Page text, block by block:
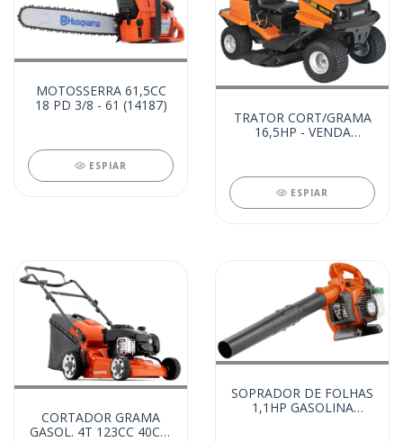
MOTOSSERRA 61,5CC
18 PD 3/8 - 61 (14187)
ESPIAR
TRATOR CORT/GRAMA
16,5HP - VENDA
ESPIAR
CORTADOR GRAMA
GASOL. 4T 123CC 40CM
SOPRADOR DE FOLHAS
1,1HP GASOLINA